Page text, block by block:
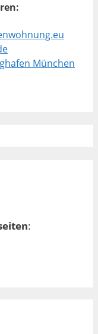
München
: